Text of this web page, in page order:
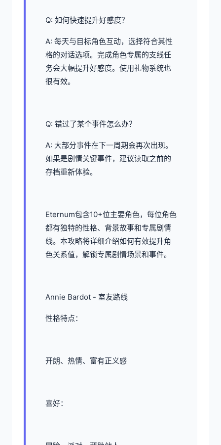
Q: 如何快速提升好感度？
A: 每天与目标角色互动，选择符合其性
格的对话选项。完成角色专属的支线任
务会大幅提升好感度。使用礼物系统也
很有效。
Q: 错过了某个事件怎么办？
A: 大部分事件在下一周期会再次出现。
如果是剧情关键事件，建议读取之前的
存档重新体验。
Eternum包含10+位主要角色，每位角色
都有独特的性格、背景故事和专属剧情
线。本攻略将详细介绍如何有效提升角
色关系值，解锁专属剧情场景和事件。
Annie Bardot - 室友路线
性格特点：
开朗、热情、富有正义感
喜好：